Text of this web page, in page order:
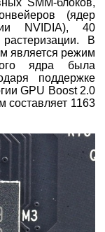
(ядер
NVIDIA), 40
В
является режим
ядра была
поддержке
GPU Boost 2.0
составляет 1163